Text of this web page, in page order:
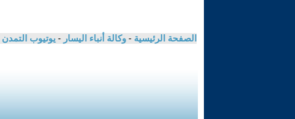
الصفحة الرئيسية - وكالة أنباء اليسار - يوتيوب التمدن